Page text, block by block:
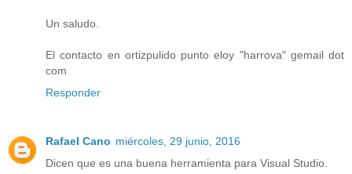
Un saludo.
El contacto en ortizpulido punto eloy "harrova" gemail dot
com
Responder
Rafael Cano miércoles, 29 junio, 2016
Dicen que es una buena herramienta para Visual Studio.